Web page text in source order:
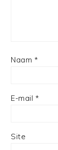
Naam *
E-mail *
Site